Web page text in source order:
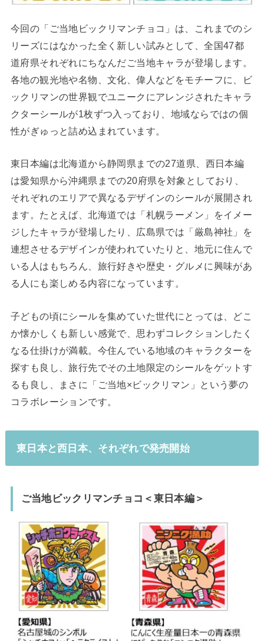
今回の「ご当地ビックリマンチョコ」は、これまでのシ
リーズにはなかった全く新しい試みとして、全国47都
道府県それぞれにちなんだご当地キャラが登場します。
各地の観光地や名物、文化、偉人などをモチーフに、ビ
ックリマンの世界観でユニークにアレンジされたキャラ
クターシールが1枚ずつ入っており、地域ならではの個
性がぎゅっと詰め込まれています。
東日本編は北海道から静岡県までの27道県、西日本編
は愛知県から沖縄県までの20府県を対象としており、
それぞれのエリアで異なるデザインのシールが展開され
ます。たとえば、北海道では「札幌ラーメン」をイメー
ジしたキャラが登場したり、広島県では「厳島神社」を
連想させるデザインが使われていたりと、地元に住んで
いる人はもちろん、旅行好きや歴史・グルメに興味があ
る人にも楽しめる内容になっています。
子どもの頃にシールを集めていた世代にとっては、どこ
か懐かしくも新しい感覚で、思わずコレクションしたく
なる仕掛けが満載。今住んでいる地域のキャラクターを
探すも良し、旅行先でその土地限定のシールをゲットす
るも良し、まさに「ご当地×ビックリマン」という夢の
コラボレーションです。
東日本と西日本、それぞれで発売開始
ご当地ビックリマンチョコ＜東日本編＞